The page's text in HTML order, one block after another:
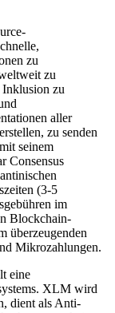
zu
zu
zu
aller
zu senden
seinem
Consensus
(3-5
im
Blockchain-
überzeugenden
Mikrozahlungen.
eine
XLM wird
dient als Anti-